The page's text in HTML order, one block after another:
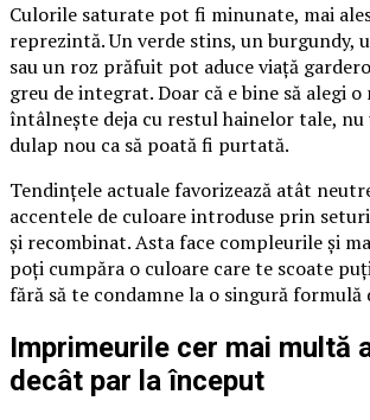
Culorile saturate pot fi minunate, mai
reprezintă. Un verde stins, un burgundy,
sau un roz prăfuit pot aduce viață
greu de integrat. Doar că e bine să alegi o
întâlnește deja cu restul hainelor tale, nu
dulap nou ca să poată fi purtată.
Tendințele actuale favorizează atât
accentele de culoare introduse prin
și recombinat. Asta face compleurile și
poți cumpăra o culoare care te scoate
fără să te condamne la o singură formulă
Imprimeurile cer mai multă
decât par la început